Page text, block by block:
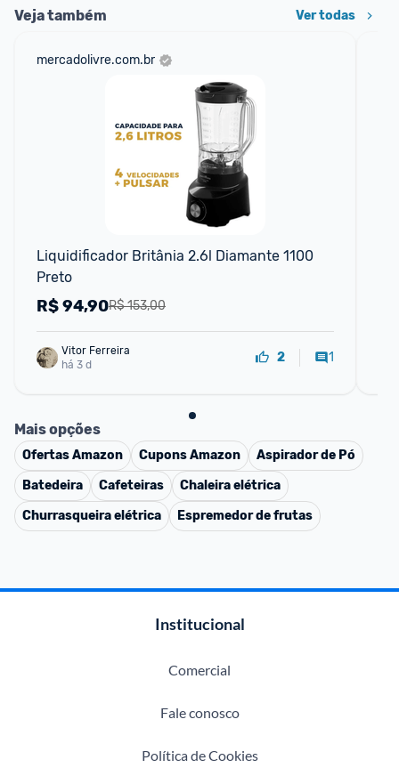
Veja também Ver todas
mercadolivre.com.br
Liquidificador Britânia 2.6l Diamante 1100
Preto
R$ 153,00
R$94,90
Vitor Ferreira
há 3 d
2 1
Mais opções
OfertasAmazon CuponsAmazon
Aspirador de Pó
Batedeira
Cafeteiras
Chaleira elétrica
Churrasqueira elétrica
Espremedor de frutas
Institucional
Comercial
Fale conosco
Política de Cookies